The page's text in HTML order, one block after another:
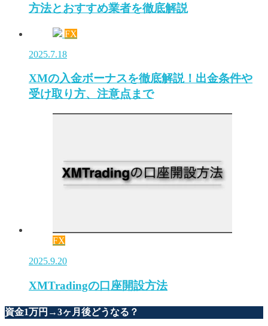
方法とおすすめ業者を徹底解説
FX
2025.7.18
XMの入金ボーナスを徹底解説！出金条件や
受け取り方、注意点まで
FX
2025.9.20
XMTradingの口座開設方法
資金1万円→3ヶ月後どうなる？